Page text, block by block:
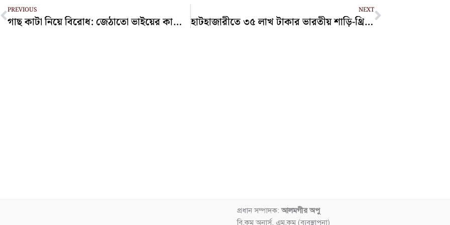
Prev
PREVIOUS
গাছ কাটা নিয়ে বিরোধ: জেঠাতো ভাইয়ের কাঠের আঘাতে ব্যবসায়ীর মৃত্যু
NEXT
হাটহাজারীতে ৩৫ লাখ টাকার ভারতীয় শাড়ি-থ্রিপিস জব্দ
Next
প্রধান সম্পাদক:আলমগীর অপু
বি.কম অনার্স, এম.কম (ব্যবস্থাপনা)